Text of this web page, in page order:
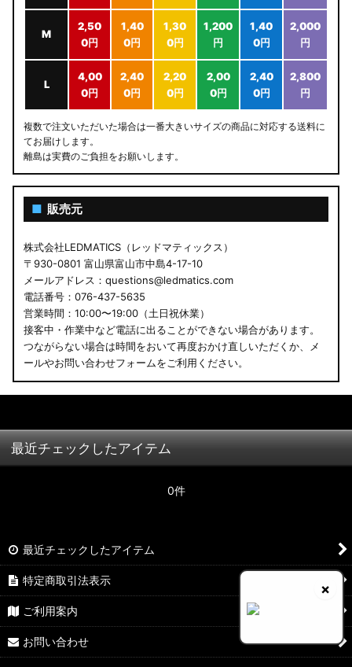
M
2,50
0円
1,40
0円
1,30
0円
1,200
円
1,40
0円
2,000
円
L
4,00
0円
2,40
0円
2,20
0円
2,00
0円
2,40
0円
2,800
円
複数で注文いただいた場合は一番大きいサイズの商品に対応する送料に
てお届けします。
離島は実費のご負担をお願いします。
■ 販売元
株式会社LEDMATICS（レッドマティックス）
〒930-0801 富山県富山市中島4-17-10
メールアドレス：questions@ledmatics.com
電話番号：076-437-5635
営業時間：10:00〜19:00（土日祝休業）
接客中・作業中など電話に出ることができない場合があります。
つながらない場合は時間をおいて再度おかけ直しいただくか、メ
ールやお問い合わせフォームをご利用ください。
×
最近チェックしたアイテム
0件
最近チェックしたアイテム
特定商取引法表示
ご利用案内
お問い合わせ